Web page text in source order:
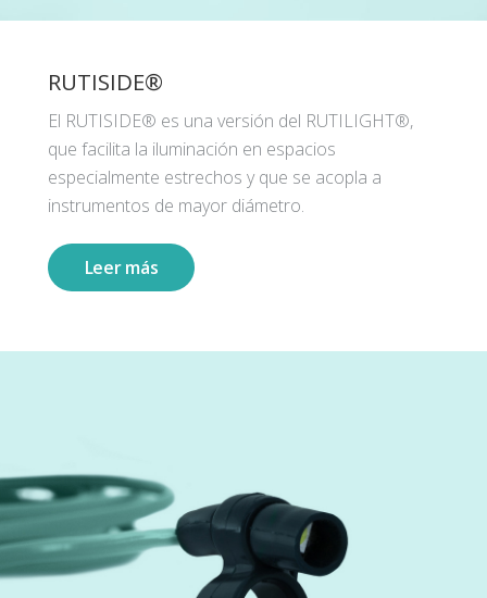
RUTISIDE®
El RUTISIDE® es una versión del RUTILIGHT®,
que facilita la iluminación en espacios
especialmente estrechos y que se acopla a
instrumentos de mayor diámetro.
Leer más